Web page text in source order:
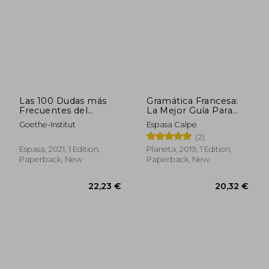
24,65 €
Las 100 Dudas más
Frecuentes del
Alemán (in Spanish)
Goethe-Institut
Espasa, 2021, 1 Edition,
Paperback, New
Gramática Francesa:
La Mejor Guía Para
Estudiantes de
Francés de Todos los
Niveles (Espasa
Idiomas) (in Spanish)
Espasa Calpe
(2)
Planeta, 2019, 1 Edition,
Paperback, New